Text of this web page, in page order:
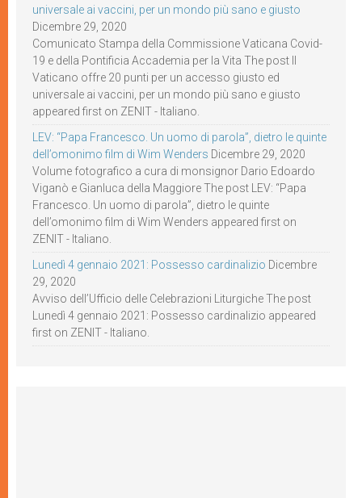
universale ai vaccini, per un mondo più sano e giusto
Dicembre 29, 2020
Comunicato Stampa della Commissione Vaticana Covid-
19 e della Pontificia Accademia per la Vita The post Il
Vaticano offre 20 punti per un accesso giusto ed
universale ai vaccini, per un mondo più sano e giusto
appeared first on ZENIT - Italiano.
LEV: “Papa Francesco. Un uomo di parola”, dietro le quinte
dell’omonimo film di Wim Wenders Dicembre 29, 2020
Volume fotografico a cura di monsignor Dario Edoardo
Viganò e Gianluca della Maggiore The post LEV: “Papa
Francesco. Un uomo di parola”, dietro le quinte
dell’omonimo film di Wim Wenders appeared first on
ZENIT - Italiano.
Lunedì 4 gennaio 2021: Possesso cardinalizio Dicembre
29, 2020
Avviso dell’Ufficio delle Celebrazioni Liturgiche The post
Lunedì 4 gennaio 2021: Possesso cardinalizio appeared
first on ZENIT - Italiano.